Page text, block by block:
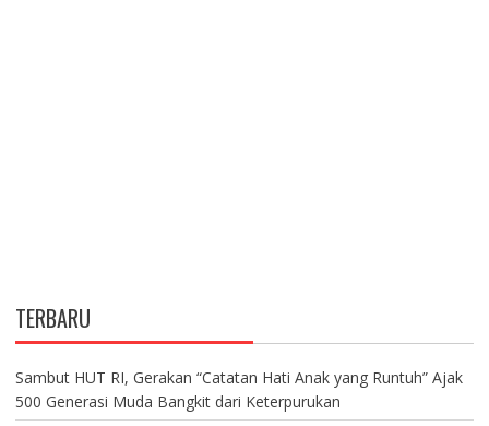
TERBARU
Sambut HUT RI, Gerakan “Catatan Hati Anak yang Runtuh” Ajak
500 Generasi Muda Bangkit dari Keterpurukan